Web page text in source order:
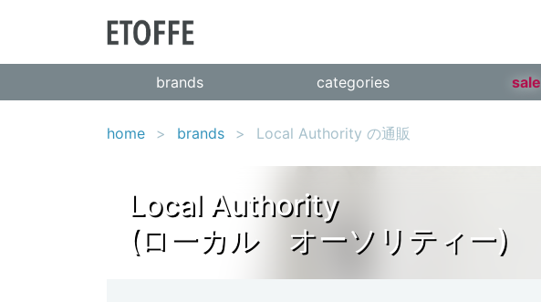
brands categories sale
home brands Local Authority の通販
Local Authority
(ローカル オーソリティー)